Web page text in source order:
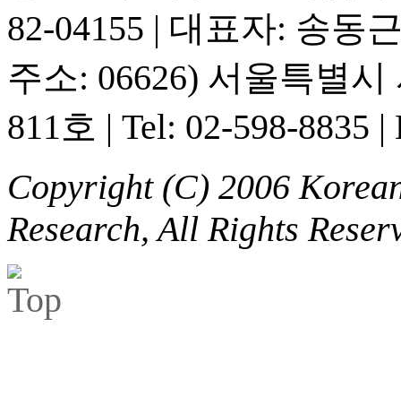
82-04155 | 대표자: 송동
주소: 06626) 서울특별
811호 | Tel: 02-598-8835 |
Copyright (C) 2006
Research, All Rights